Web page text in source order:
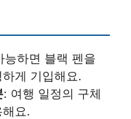
능하면 블랙 펜을
게 기입해요.
: 여행 일정의 구체
요.